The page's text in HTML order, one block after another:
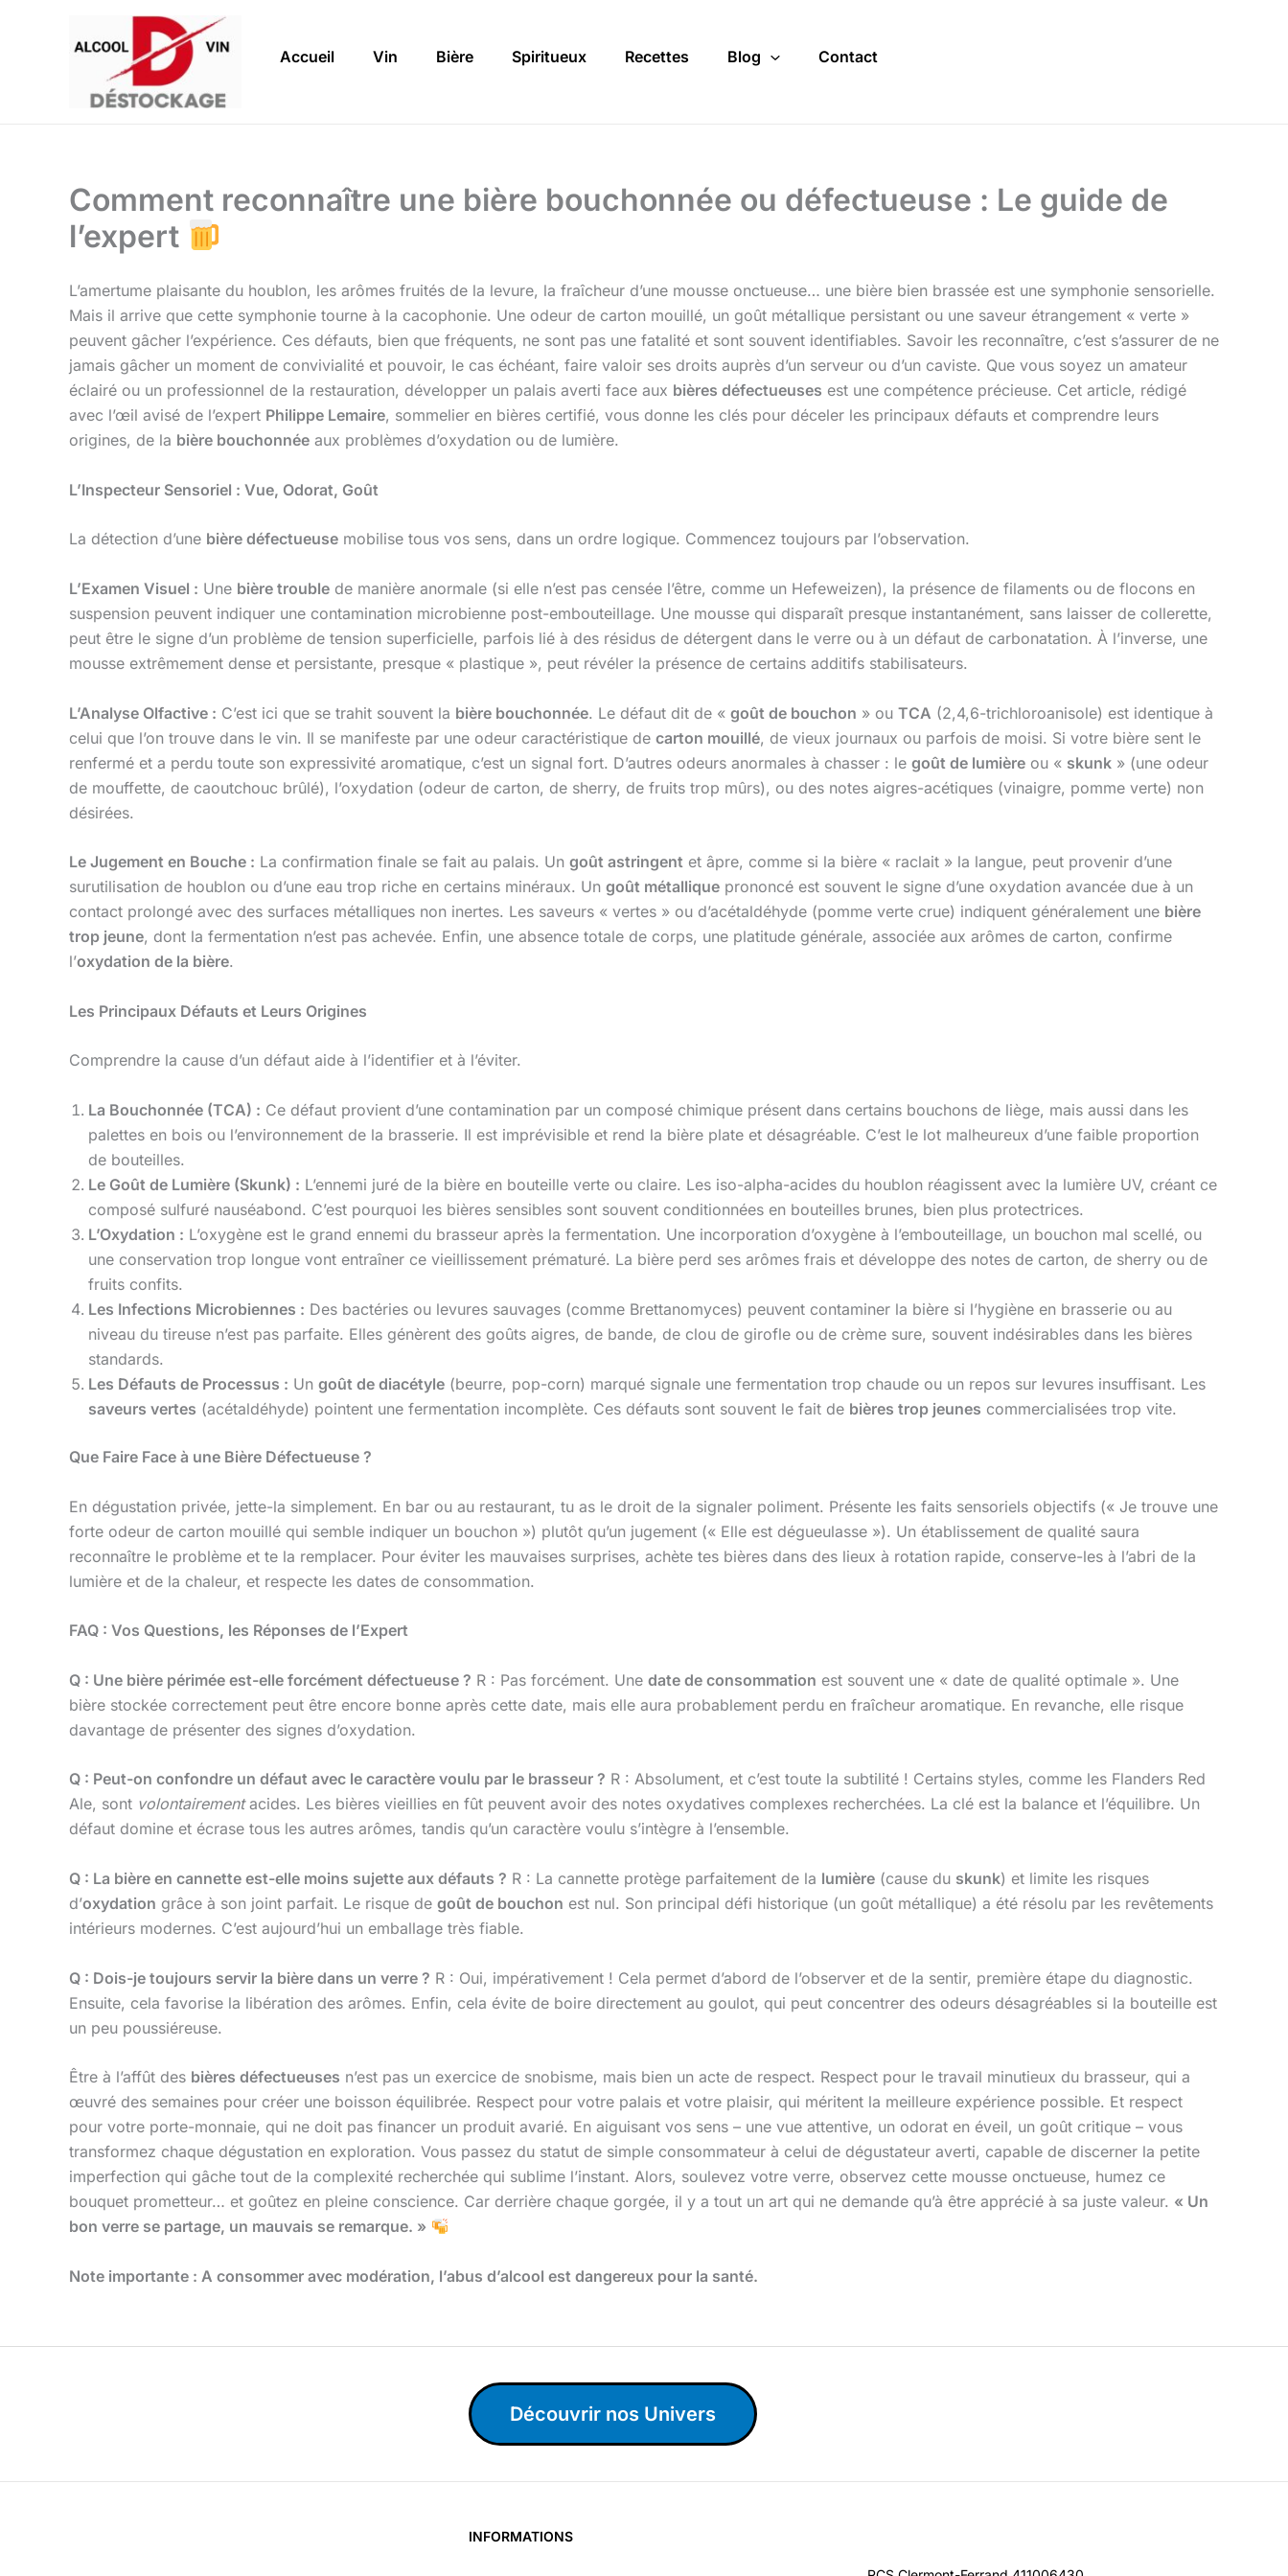
Accueil Vin Bière Spiritueux Recettes Blog Contact
Comment reconnaître une bière bouchonnée ou défectueuse : Le guide de
l’expert
L’amertume plaisante du houblon, les arômes fruités de la levure, la fraîcheur d’une mousse onctueuse… une bière bien brassée est une symphonie sensorielle.
Mais il arrive que cette symphonie tourne à la cacophonie. Une odeur de carton mouillé, un goût métallique persistant ou une saveur étrangement « verte »
peuvent gâcher l’expérience. Ces défauts, bien que fréquents, ne sont pas une fatalité et sont souvent identifiables. Savoir les reconnaître, c’est s’assurer de ne
jamais gâcher un moment de convivialité et pouvoir, le cas échéant, faire valoir ses droits auprès d’un serveur ou d’un caviste. Que vous soyez un amateur
éclairé ou un professionnel de la restauration, développer un palais averti face aux bières défectueuses est une compétence précieuse. Cet article, rédigé
avec l’œil avisé de l’expert Philippe Lemaire, sommelier en bières certifié, vous donne les clés pour déceler les principaux défauts et comprendre leurs
origines, de la bière bouchonnée aux problèmes d’oxydation ou de lumière.
L’Inspecteur Sensoriel : Vue, Odorat, Goût
La détection d’une bière défectueuse mobilise tous vos sens, dans un ordre logique. Commencez toujours par l’observation.
L’Examen Visuel : Une bière trouble de manière anormale (si elle n’est pas censée l’être, comme un Hefeweizen), la présence de filaments ou de flocons en
suspension peuvent indiquer une contamination microbienne post-embouteillage. Une mousse qui disparaît presque instantanément, sans laisser de collerette,
peut être le signe d’un problème de tension superficielle, parfois lié à des résidus de détergent dans le verre ou à un défaut de carbonatation. À l’inverse, une
mousse extrêmement dense et persistante, presque « plastique », peut révéler la présence de certains additifs stabilisateurs.
L’Analyse Olfactive : C’est ici que se trahit souvent la bière bouchonnée. Le défaut dit de « goût de bouchon » ou TCA (2,4,6-trichloroanisole) est identique à
celui que l’on trouve dans le vin. Il se manifeste par une odeur caractéristique de carton mouillé, de vieux journaux ou parfois de moisi. Si votre bière sent le
renfermé et a perdu toute son expressivité aromatique, c’est un signal fort. D’autres odeurs anormales à chasser : le goût de lumière ou « skunk » (une odeur
de mouffette, de caoutchouc brûlé), l’oxydation (odeur de carton, de sherry, de fruits trop mûrs), ou des notes aigres-acétiques (vinaigre, pomme verte) non
désirées.
Le Jugement en Bouche : La confirmation finale se fait au palais. Un goût astringent et âpre, comme si la bière « raclait » la langue, peut provenir d’une
surutilisation de houblon ou d’une eau trop riche en certains minéraux. Un goût métallique prononcé est souvent le signe d’une oxydation avancée due à un
contact prolongé avec des surfaces métalliques non inertes. Les saveurs « vertes » ou d’acétaldéhyde (pomme verte crue) indiquent généralement une bière
trop jeune, dont la fermentation n’est pas achevée. Enfin, une absence totale de corps, une platitude générale, associée aux arômes de carton, confirme
l’oxydation de la bière.
Les Principaux Défauts et Leurs Origines
Comprendre la cause d’un défaut aide à l’identifier et à l’éviter.
La Bouchonnée (TCA) : Ce défaut provient d’une contamination par un composé chimique présent dans certains bouchons de liège, mais aussi dans les
palettes en bois ou l’environnement de la brasserie. Il est imprévisible et rend la bière plate et désagréable. C’est le lot malheureux d’une faible proportion
de bouteilles.
Le Goût de Lumière (Skunk) : L’ennemi juré de la bière en bouteille verte ou claire. Les iso-alpha-acides du houblon réagissent avec la lumière UV, créant ce
composé sulfuré nauséabond. C’est pourquoi les bières sensibles sont souvent conditionnées en bouteilles brunes, bien plus protectrices.
L’Oxydation : L’oxygène est le grand ennemi du brasseur après la fermentation. Une incorporation d’oxygène à l’embouteillage, un bouchon mal scellé, ou
une conservation trop longue vont entraîner ce vieillissement prématuré. La bière perd ses arômes frais et développe des notes de carton, de sherry ou de
fruits confits.
Les Infections Microbiennes : Des bactéries ou levures sauvages (comme Brettanomyces) peuvent contaminer la bière si l’hygiène en brasserie ou au
niveau du tireuse n’est pas parfaite. Elles génèrent des goûts aigres, de bande, de clou de girofle ou de crème sure, souvent indésirables dans les bières
standards.
Les Défauts de Processus : Un goût de diacétyle (beurre, pop-corn) marqué signale une fermentation trop chaude ou un repos sur levures insuffisant. Les
saveurs vertes (acétaldéhyde) pointent une fermentation incomplète. Ces défauts sont souvent le fait de bières trop jeunes commercialisées trop vite.
Que Faire Face à une Bière Défectueuse ?
En dégustation privée, jette-la simplement. En bar ou au restaurant, tu as le droit de la signaler poliment. Présente les faits sensoriels objectifs (« Je trouve une
forte odeur de carton mouillé qui semble indiquer un bouchon ») plutôt qu’un jugement (« Elle est dégueulasse »). Un établissement de qualité saura
reconnaître le problème et te la remplacer. Pour éviter les mauvaises surprises, achète tes bières dans des lieux à rotation rapide, conserve-les à l’abri de la
lumière et de la chaleur, et respecte les dates de consommation.
FAQ : Vos Questions, les Réponses de l’Expert
Q : Une bière périmée est-elle forcément défectueuse ? R : Pas forcément. Une date de consommation est souvent une « date de qualité optimale ». Une
bière stockée correctement peut être encore bonne après cette date, mais elle aura probablement perdu en fraîcheur aromatique. En revanche, elle risque
davantage de présenter des signes d’oxydation.
Q : Peut-on confondre un défaut avec le caractère voulu par le brasseur ? R : Absolument, et c’est toute la subtilité ! Certains styles, comme les Flanders Red
Ale, sont volontairementacides. Les bières vieillies en fût peuvent avoir des notes oxydatives complexes recherchées. La clé est la balance et l’équilibre. Un
défaut domine et écrase tous les autres arômes, tandis qu’un caractère voulu s’intègre à l’ensemble.
Q : La bière en cannette est-elle moins sujette aux défauts ? R : La cannette protège parfaitement de la lumière (cause du skunk) et limite les risques
d’oxydation grâce à son joint parfait. Le risque de goût de bouchon est nul. Son principal défi historique (un goût métallique) a été résolu par les revêtements
intérieurs modernes. C’est aujourd’hui un emballage très fiable.
Q : Dois-je toujours servir la bière dans un verre ? R : Oui, impérativement ! Cela permet d’abord de l’observer et de la sentir, première étape du diagnostic.
Ensuite, cela favorise la libération des arômes. Enfin, cela évite de boire directement au goulot, qui peut concentrer des odeurs désagréables si la bouteille est
un peu poussiéreuse.
Être à l’affût des bières défectueuses n’est pas un exercice de snobisme, mais bien un acte de respect. Respect pour le travail minutieux du brasseur, qui a
œuvré des semaines pour créer une boisson équilibrée. Respect pour votre palais et votre plaisir, qui méritent la meilleure expérience possible. Et respect
pour votre porte-monnaie, qui ne doit pas financer un produit avarié. En aiguisant vos sens – une vue attentive, un odorat en éveil, un goût critique – vous
transformez chaque dégustation en exploration. Vous passez du statut de simple consommateur à celui de dégustateur averti, capable de discerner la petite
imperfection qui gâche tout de la complexité recherchée qui sublime l’instant. Alors, soulevez votre verre, observez cette mousse onctueuse, humez ce
bouquet prometteur… et goûtez en pleine conscience. Car derrière chaque gorgée, il y a tout un art qui ne demande qu’à être apprécié à sa juste valeur. « Un
bon verre se partage, un mauvais se remarque. »
Note importante : A consommer avec modération, l’abus d’alcool est dangereux pour la santé.
Découvrir nos Univers
INFORMATIONS